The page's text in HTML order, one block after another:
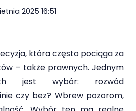
2025 16:51
która często pociąga za
– także prawnych. Jednym
jest wybór: rozwód
czy bez? Wbrew pozorom,